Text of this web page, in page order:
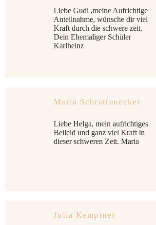
Liebe Gudi ,meine Aufrichtige
Anteilnahme, wünsche dir viel
Kraft durch die schwere zeit.
Dein Ehemaliger Schüler
Karlheinz
Maria Schrattenecker
Liebe Helga, mein aufrichtiges
Beileid und ganz viel Kraft in
dieser schweren Zeit. Maria
Julia Kemptner